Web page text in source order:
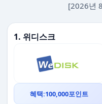
[2026년
1. 위디스크
혜택:100,000포인트